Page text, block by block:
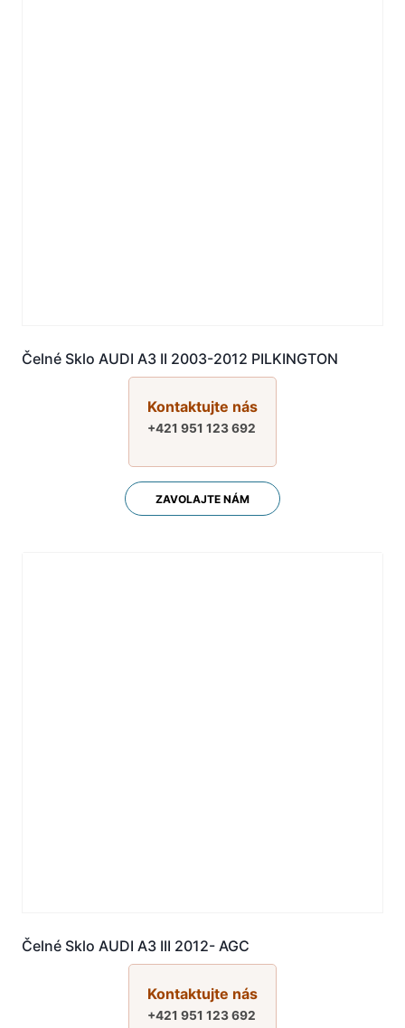
Čelné Sklo AUDI A3 II 2003-2012 PILKINGTON
Kontaktujte nás
+421 951 123 692
ZAVOLAJTE NÁM
Čelné Sklo AUDI A3 III 2012- AGC
Kontaktujte nás
+421 951 123 692